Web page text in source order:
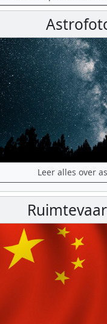
Leer alles over